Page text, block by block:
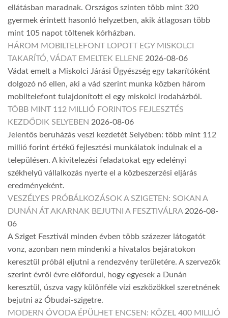
ellátásban maradnak. Országos szinten több mint 320
gyermek érintett hasonló helyzetben, akik átlagosan több
mint 105 napot töltenek kórházban.
HÁROM MOBILTELEFONT LOPOTT EGY MISKOLCI
TAKARÍTÓ, VÁDAT EMELTEK ELLENE 2026-08-06
Vádat emelt a Miskolci Járási Ügyészség egy takarítóként
dolgozó nő ellen, aki a vád szerint munka közben három
mobiltelefont tulajdonított el egy miskolci irodaházból.
TÖBB MINT 112 MILLIÓ FORINTOS FEJLESZTÉS
KEZDŐDIK SELYEBEN 2026-08-06
Jelentős beruházás veszi kezdetét Selyében: több mint 112
millió forint értékű fejlesztési munkálatok indulnak el a
településen. A kivitelezési feladatokat egy edelényi
székhelyű vállalkozás nyerte el a közbeszerzési eljárás
eredményeként.
VESZÉLYES PRÓBÁLKOZÁSOK A SZIGETEN: SOKAN A
DUNÁN ÁT AKARNAK BEJUTNI A FESZTIVÁLRA 2026-08-
06
A Sziget Fesztivál minden évben több százezer látogatót
vonz, azonban nem mindenki a hivatalos bejáratokon
keresztül próbál eljutni a rendezvény területére. A szervezők
szerint évről évre előfordul, hogy egyesek a Dunán
keresztül, úszva vagy különféle vízi eszközökkel szeretnének
bejutni az Óbudai-szigetre.
MODERN ÓVODA ÉPÜLHET ENCSEN: KÖZEL 400 MILLIÓ